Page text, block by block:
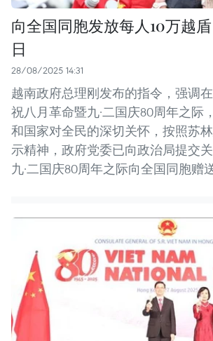
向全国同胞发放每人10万越
日
28/08/2025 14:31
越南政府总理刚发布的指令，强调
祝八月革命暨九·二国庆80周年之际
和国家对全民的深切关怀，按照苏
示精神，政府党委已向政治局提交
九·二国庆80周年之际向全国同胞赠